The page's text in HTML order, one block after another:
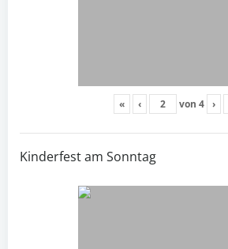
« ‹ von 4 ›
Kinderfest am Sonntag